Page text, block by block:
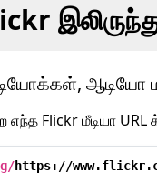
ஆடியோ
மீடியா URL
https://